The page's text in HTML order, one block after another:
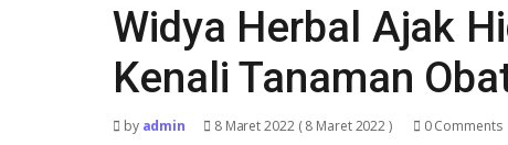
Widya Herbal Ajak
Kenali Tanaman
byadmin 8 Maret 2022 ( 8 Maret 2022 ) 0 Comments